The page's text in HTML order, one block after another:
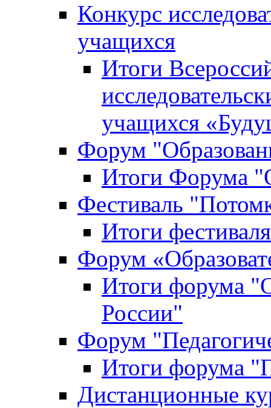
Конкурс
учащихся
Итоги
учащихся
Форум
Итоги Форума
Фестиваль
Итоги
Форум
Итоги форума
России"
Форум
Итоги форума
Дистанционные